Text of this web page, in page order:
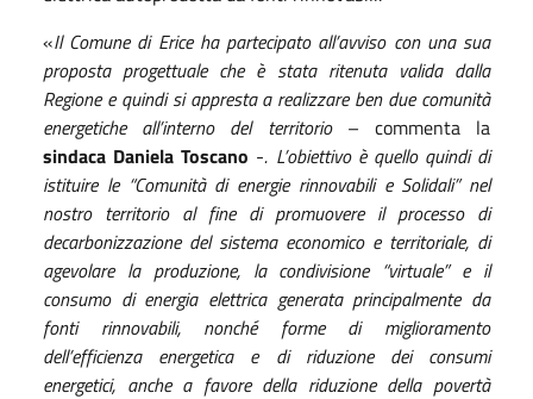
«Il Comune di Erice ha partecipato all’avviso con una sua
proposta progettuale che è stata ritenuta valida dalla
Regione e quindi si appresta a realizzare ben due comunità
energetiche all’interno del territorio – commenta la
sindaca Daniela Toscano -. L’obiettivo è quello quindi di
istituire le “Comunità di energie rinnovabili e Solidali” nel
nostro territorio al fine di promuovere il processo di
decarbonizzazione del sistema economico e territoriale, di
agevolare la produzione, la condivisione “virtuale” e il
consumo di energia elettrica generata principalmente da
fonti rinnovabili, nonché forme di miglioramento
dell’efficienza energetica e di riduzione dei consumi
energetici, anche a favore della riduzione della povertà